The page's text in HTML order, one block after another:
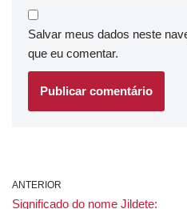
Salvar meus dados neste
que eu comentar.
ANTERIOR
Significado do nome Jildete: